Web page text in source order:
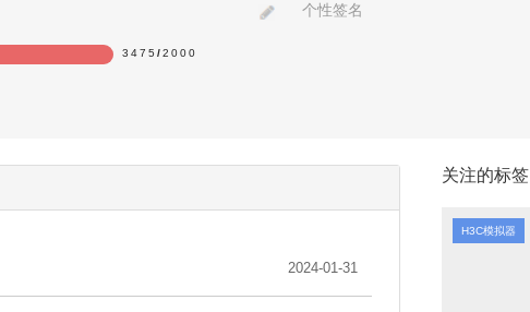
3475 /2000
个性签名
2024-01-31
关注的标签
H3C模拟器